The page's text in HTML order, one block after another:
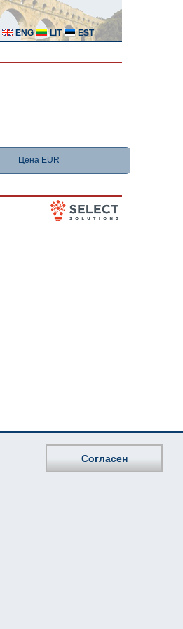
ENG LIT EST
Цена EUR
Согласен